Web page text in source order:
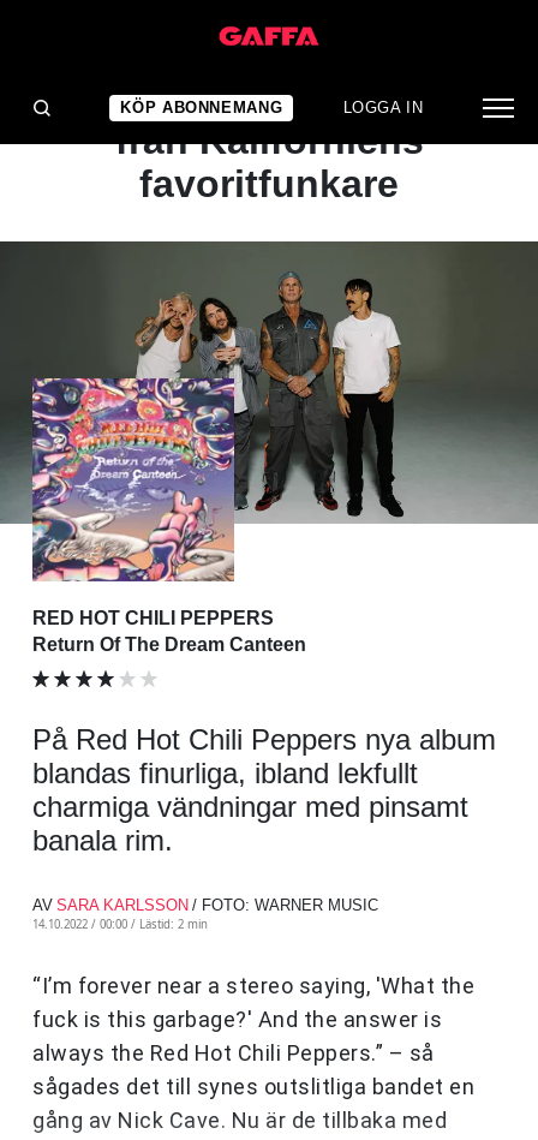
KÖP ABONNEMANG LOGGA IN
ALBUMRECENSION
Psykedeliskt och jazzigt
från Kaliforniens
favoritfunkare
RED HOT CHILI PEPPERS
Return Of The Dream Canteen
På Red Hot Chili Peppers nya album
blandas finurliga, ibland lekfullt
charmiga vändningar med pinsamt
banala rim.
AV SARA KARLSSON / FOTO: WARNER MUSIC
14.10.2022 / 00:00 / Lästid: 2 min
“I’m forever near a stereo saying, 'What the
fuck is this garbage?' And the answer is
always the Red Hot Chili Peppers.” – så
sågades det till synes outslitliga bandet en
gång av Nick Cave. Nu är de tillbaka med